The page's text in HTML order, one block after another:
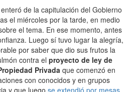
de la capitulación del Gobierno
el miércoles por la tarde, en medio
el tema. En ese momento, antes
Luego sí tuvo lugar la alegría,
por saber que dio sus frutos la
contra el proyecto de ley de
Privadaque comenzó en
con conocidos y en grupos
y que luego se extendió por mesas